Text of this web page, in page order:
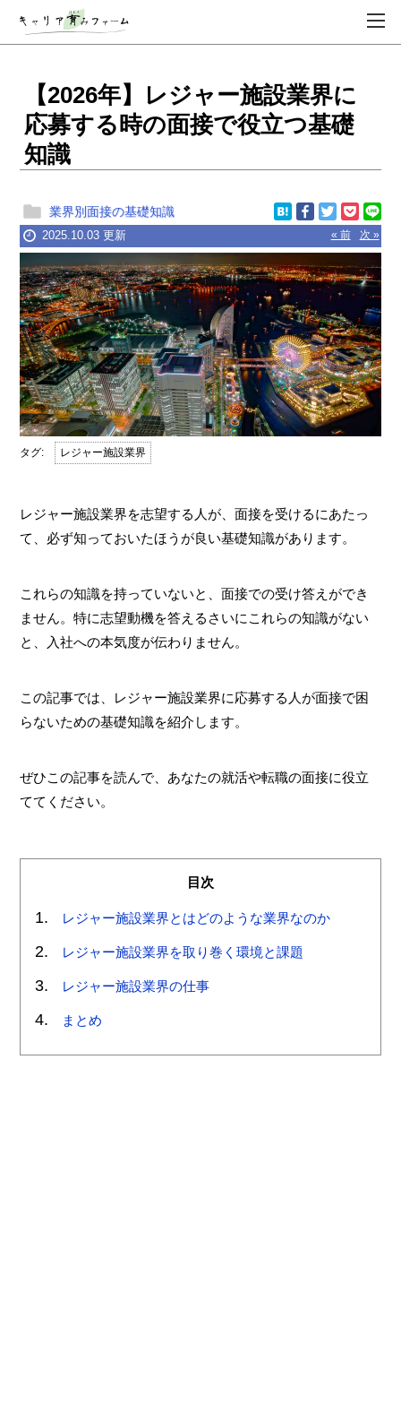
【2026年】レジャー施設業界に
応募する時の面接で役立つ基礎
知識
業界別面接の基礎知識
2025.10.03 更新 次 »
« 前
レジャー施設業界
レジャー施設業界を志望する人が、面接を受けるにあたっ
て、必ず知っておいたほうが良い基礎知識があります。
これらの知識を持っていないと、面接での受け答えができ
ません。特に志望動機を答えるさいにこれらの知識がない
と、入社への本気度が伝わりません。
この記事では、レジャー施設業界に応募する人が面接で困
らないための基礎知識を紹介します。
ぜひこの記事を読んで、あなたの就活や転職の面接に役立
ててください。
目次
レジャー施設業界とはどのような業界なのか
レジャー施設業界を取り巻く環境と課題
レジャー施設業界の仕事
まとめ